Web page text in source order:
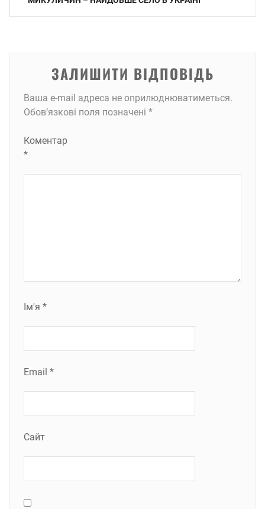
ЗАЛИШИТИ ВІДПОВІДЬ
Ваша e-mail адреса не оприлюднюватиметься.
Обов’язкові поля позначені *
Коментар
*
Ім'я *
Email *
Сайт